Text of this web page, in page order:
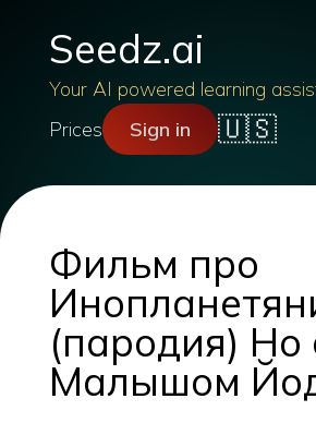
Seedz.ai
Your AI powered learning
Prices
Sign in 🇺🇸
Фильм про
(пародия) Но
Малышом